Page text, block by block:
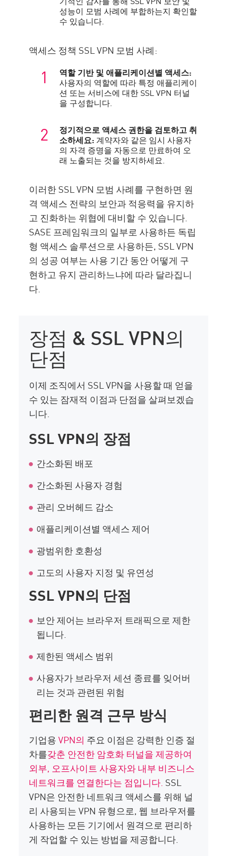
성능이 모범 사례에 부합하는지 확인할
수 있습니다.
액세스 정책 SSL VPN 모범 사례:
역할 기반 및 애플리케이션별 액세스:
사용자의 역할에 따라 특정 애플리케이
션 또는 서비스에 대한 SSL VPN 터널
을 구성합니다.
정기적으로 액세스 권한을 검토하고 취
소하세요: 계약자와 같은 임시 사용자
의 자격 증명을 자동으로 만료하여 오
래 노출되는 것을 방지하세요.
이러한 SSL VPN 모범 사례를 구현하면 원
격 액세스 전략의 보안과 적응력을 유지하
고 진화하는 위협에 대비할 수 있습니다.
SASE 프레임워크의 일부로 사용하든 독립
형 액세스 솔루션으로 사용하든, SSL VPN
의 성공 여부는 사용 기간 동안 어떻게 구
현하고 유지 관리하느냐에 따라 달라집니
다.
장점 & SSL VPN의
단점
이제 조직에서 SSL VPN을 사용할 때 얻을
수 있는 잠재적 이점과 단점을 살펴보겠습
니다.
SSL VPN의 장점
간소화된 배포
간소화된 사용자 경험
관리 오버헤드 감소
애플리케이션별 액세스 제어
광범위한 호환성
고도의 사용자 지정 및 유연성
SSL VPN의 단점
보안 제어는 브라우저 트래픽으로 제한
됩니다.
제한된 액세스 범위
사용자가 브라우저 세션 종료를 잊어버
리는 것과 관련된 위험
편리한 원격 근무 방식
기업용VPN의 주요 이점은 강력한 인증 절
차를갖춘 안전한 암호화 터널을 제공하여
외부, 오프사이트 사용자와 내부 비즈니스
네트워크를 연결한다는 점입니다. SSL
VPN은 안전한 네트워크 액세스를 위해 널
리 사용되는 VPN 유형으로, 웹 브라우저를
사용하는 모든 기기에서 원격으로 편리하
게 작업할 수 있는 방법을 제공합니다.